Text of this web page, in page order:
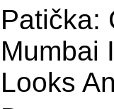
Patička:
Mumbai
Looks